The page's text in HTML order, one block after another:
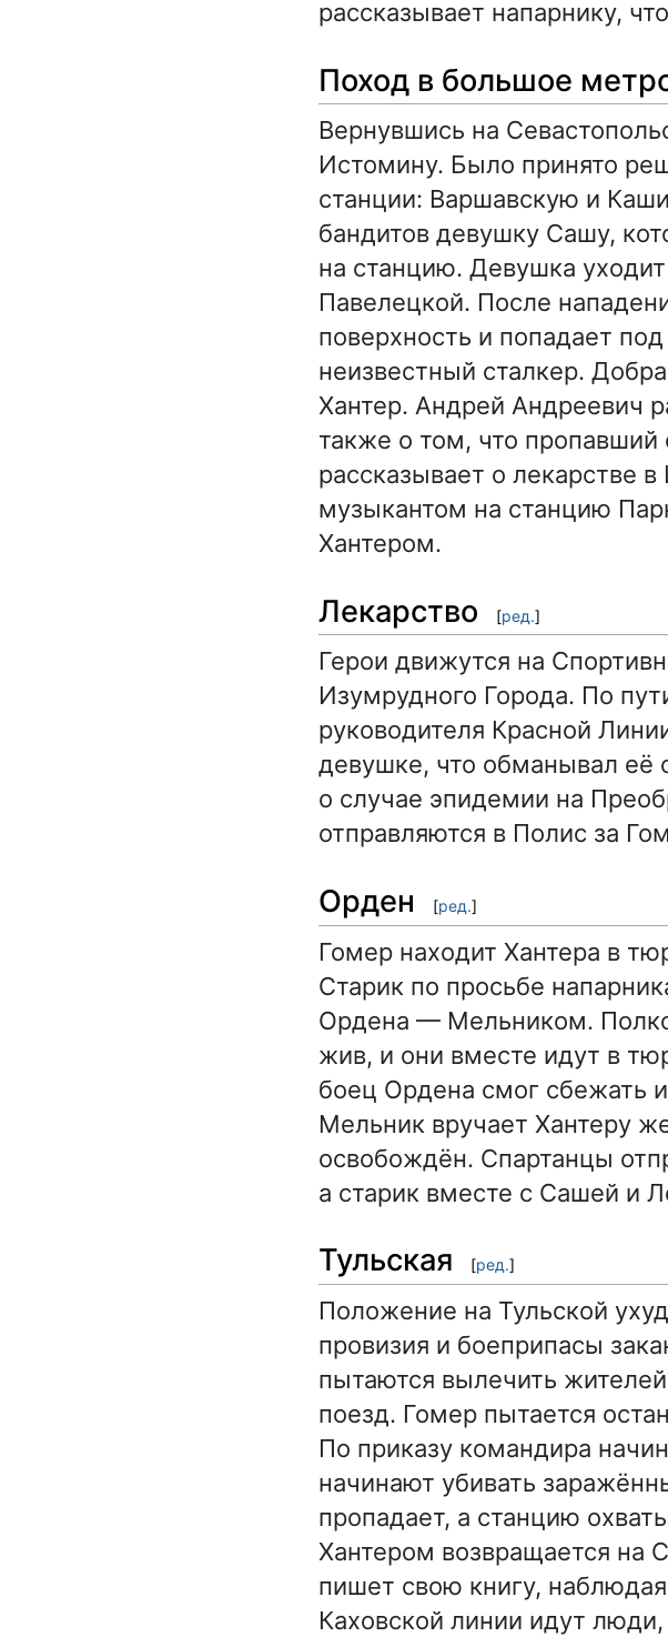
рассказывает напарнику,
Поход в большое
Вернувшись на
Истомину. Было принято
станции: Варшавскую и
бандитов девушку Сашу,
на станцию. Девушка
Павелецкой. После
поверхность и попадает
неизвестный сталкер.
Хантер. Андрей Андреевич
также о том, что
рассказывает о лекарстве
музыкантом на станцию
Хантером.
Лекарство [ред.]
Герои движутся на
Изумрудного Города. По
руководителя Красной
девушке, что обманывал её
о случае эпидемии на
отправляются в Полис за
Орден [ред.]
Гомер находит Хантера в
Старик по просьбе
Ордена — Мельником.
жив, и они вместе идут в
боец Ордена смог сбежать
Мельник вручает Хантеру
освобождён. Спартанцы
а старик вместе с Сашей и
Тульская [ред.]
Положение на Тульской
провизия и боеприпасы
пытаются вылечить
поезд. Гомер пытается
По приказу командира
начинают убивать
пропадает, а станцию
Хантером возвращается на
пишет свою книгу,
Каховской линии идут